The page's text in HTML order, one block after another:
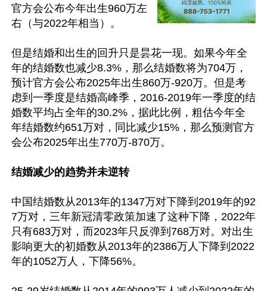
官方会公布今年出生960万左
右（与2022年相当）。
但是结婚和出生的回升只是昙花一现。如果今年全
年的结婚数也减少8.3%，那么结婚数将为704万，
预计官方会公布2025年出生860万-920万。但是考
虑到一季度是结婚高峰季，2016-2019年一季度的结
婚数平均占全年的30.2%，据此比例，粗估今年全
年结婚数约651万对，同比减少15%，那么预测官方
会公布2025年出生770万-870万。
结婚减少的趋势并未逆转
中国结婚数从2013年的1347万对下降到2019年的92
7万对，三年新冠清零政策加速了这种下降，2022年
只有683万对，而2023年只反弹到768万对。对出生
影响更大的初婚数从2013年的2386万人下降到2022
年的1052万人，下降56%。